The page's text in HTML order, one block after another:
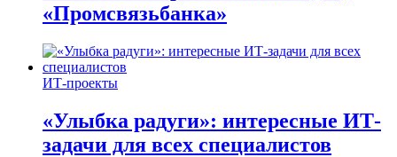
«Промсвязьбанка»
ИТ-проекты
«Улыбка радуги»: интересные ИТ-
задачи для всех специалистов